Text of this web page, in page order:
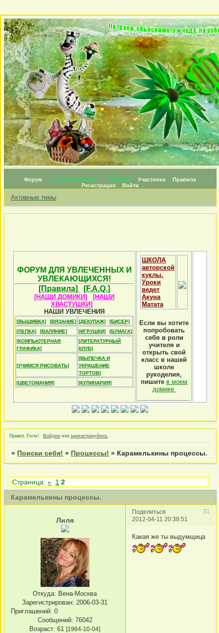
Форум Личные топики Награды Участники
Правила
Регистрация
Войти
Активные темы
ФОРУМ ДЛЯ УВЛЕЧЕННЫХ И
УВЛЕКАЮЩИХСЯ!
[Правила]
[F.A.Q.]
[НАШИ ДОМИКИ]
[НАШИ
ХВАСТУШКИ]
НАШИ УВЛЕЧЕНИЯ
[ВЫШИВКА] [ВЯЗАНИЕ] [ДЕКУПАЖ]
[БИСЕР]
[ЛЕПКА]
[ВАЛЯНИЕ] [ИГРУШКИ]
[БУМАГА]
[КОМПЬЮТЕРНАЯ
ГРАФИКА]
[ЛИТЕРАТУРНЫЙ
КЛУБ]
[УЧИМСЯ РИСОВАТЬ]
[ВЫПЕЧКА И
УКРАШЕНИЕ
ТОРТОВ]
[ЦВЕТОМАНИЯ]
[КУЛИНАРИЯ]
ШКОЛА
авторской
куклы.
Уроки
ведет
Акуна
Матата
Если вы хотите
попробовать
себя в роли
учителя и
открыть свой
класс в нашей
школе
рукоделия,
пишите в моем
домике
Привет, Гость! Войдите или зарегистрируйтесь
» Поиски себя! » Процессы! » Карамелькины процессы.
Карамелькины процессы.
Страница:« 1 2
Поделиться
31
2012-04-11 20:38:51
Лиля
Откуда: Вена-Москва
Зарегистрирован: 2006-03-31
Приглашений: 0
Сообщений: 76042
Возраст: 61 [1964-10-04]
Какая же ты выдумщица